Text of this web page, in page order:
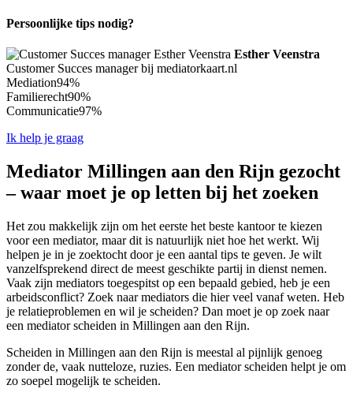
Persoonlijke tips nodig?
Esther Veenstra
Customer Succes manager bij mediatorkaart.nl
Mediation94%
Familierecht90%
Communicatie97%
Ik help je graag
Mediator Millingen aan den Rijn gezocht
– waar moet je op letten bij het zoeken
Het zou makkelijk zijn om het eerste het beste kantoor te kiezen
voor een mediator, maar dit is natuurlijk niet hoe het werkt. Wij
helpen je in je zoektocht door je een aantal tips te geven. Je wilt
vanzelfsprekend direct de meest geschikte partij in dienst nemen.
Vaak zijn mediators toegespitst op een bepaald gebied, heb je een
arbeidsconflict? Zoek naar mediators die hier veel vanaf weten. Heb
je relatieproblemen en wil je scheiden? Dan moet je op zoek naar
een mediator scheiden in Millingen aan den Rijn.
Scheiden in Millingen aan den Rijn is meestal al pijnlijk genoeg
zonder de, vaak nutteloze, ruzies. Een mediator scheiden helpt je om
zo soepel mogelijk te scheiden.